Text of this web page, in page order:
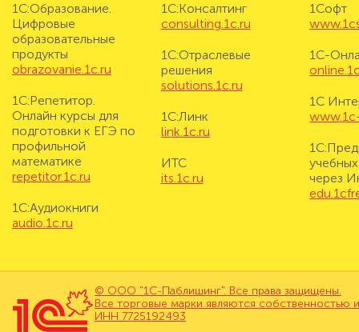
1С:Образование.
Цифровые
образовательные
продукты
obrazovanie.1c.ru
1С:Репетитор.
Онлайн курсы для
подготовки к ЕГЭ по
профильной
математике
repetitor.1c.ru
1С:Аудиокниги
audio.1c.ru
1С:Консалтинг
consulting.1c.ru
1С:Отраслевые
решения
solutions.1c.ru
1С:Линк
link.1c.ru
ИТС
its.1c.ru
1Софт
1С-
1С
через
© ООО "1С-Паблишинг". Все права защищены.
Все торговые марки являются собственностью
ИНН 7725192493